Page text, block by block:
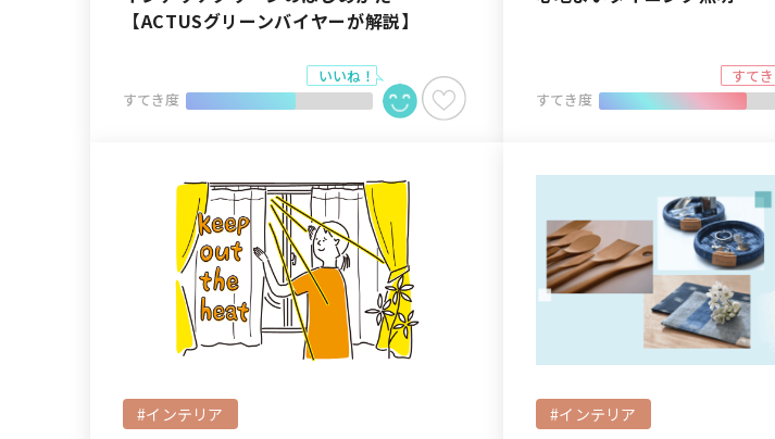
【ACTUSグリーンバイヤーが解説】
すてき度 すてき度
#インテリア #インテリア